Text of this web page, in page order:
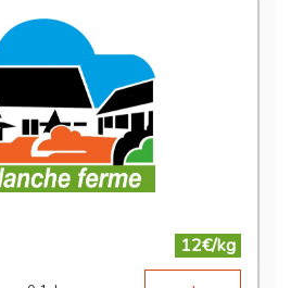
12€/kg